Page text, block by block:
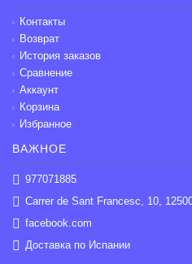
Контакты
Возврат
История заказов
Сравнение
Аккаунт
Корзина
Избранное
ВАЖНОЕ
977071885
Carrer de Sant Francesc, 10,
facebook.com
Доставка по Испании